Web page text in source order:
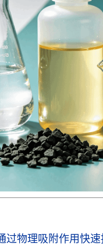
过物理吸附作用快